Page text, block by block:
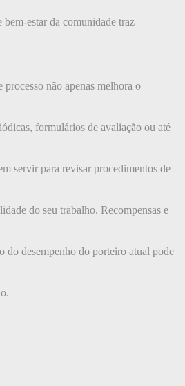
bem-estar da comunidade traz
processo não apenas melhora o
formulários de avaliação ou até
servir para revisar procedimentos de
do seu trabalho. Recompensas e
do desempenho do porteiro atual pode